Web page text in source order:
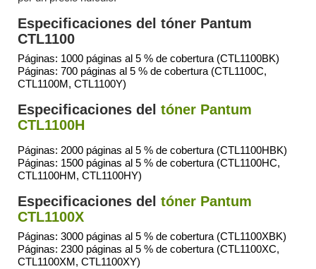
Especificaciones del tóner Pantum
CTL1100
Páginas: 1000 páginas al 5 % de cobertura (CTL1100BK)
Páginas: 700 páginas al 5 % de cobertura (CTL1100C,
CTL1100M, CTL1100Y)
Especificaciones del tóner Pantum
CTL1100H
Páginas: 2000 páginas al 5 % de cobertura (CTL1100HBK)
Páginas: 1500 páginas al 5 % de cobertura (CTL1100HC,
CTL1100HM, CTL1100HY)
Especificaciones del tóner Pantum
CTL1100X
Páginas: 3000 páginas al 5 % de cobertura (CTL1100XBK)
Páginas: 2300 páginas al 5 % de cobertura (CTL1100XC,
CTL1100XM, CTL1100XY)